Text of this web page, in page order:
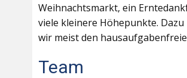
Weihnachtsmarkt, ein
viele kleinere Höhepunkte.
wir meist den
Team